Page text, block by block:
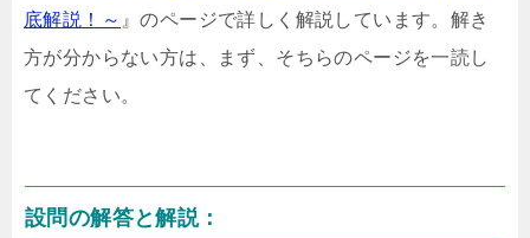
底解説！～ 』のページで詳しく解説しています。解き
方が分からない方は、まず、そちらのページを一読し
てください。
設問の解答と解説：